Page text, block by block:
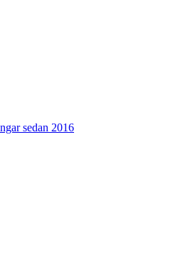
sedan 2016